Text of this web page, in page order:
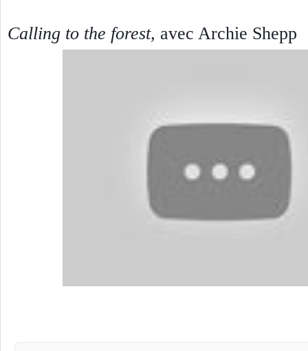
Calling to the forest, avec Archie Shepp